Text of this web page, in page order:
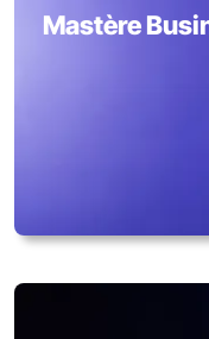
Mastère